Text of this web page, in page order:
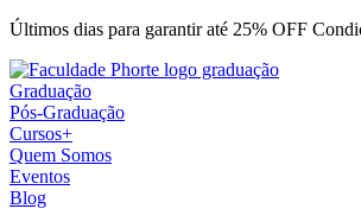
Ir
o
conteúdo
Últimos dias para garantir até 25% OFF
Graduação
Pós-Graduação
Cursos+
Quem Somos
Eventos
Blog